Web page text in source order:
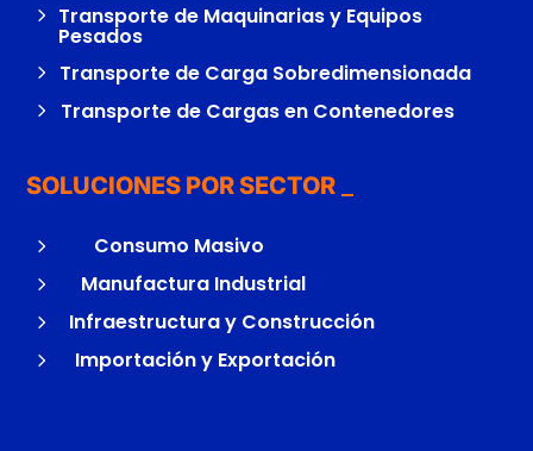
5 Transporte de Maquinarias y Equipos
Pesados
5 Transporte de Carga Sobredimensionada
5 Transporte de Cargas en Contenedores
SOLUCIONES POR SECTOR
5 Consumo Masivo
5 Manufactura Industrial
5 Infraestructura y Construcción
5 Importación y Exportación